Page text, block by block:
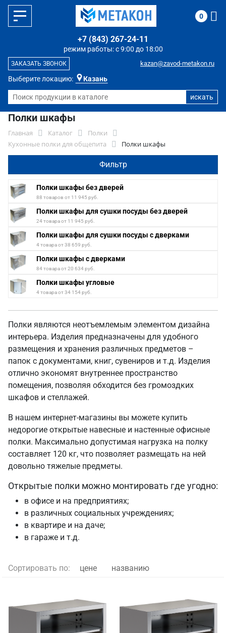
Выберите локацию: Казань
режим работы: с 9:00 до 18:00
+7 (843) 267-24-11
kazan@zavod-metakon.ru
ЗАКАЗАТЬ ЗВОНОК
0
Полки шкафы
Главная Каталог
Полки
Кухонные полки для общепита
Полки шкафы
Фильтр
Полки шкафы без дверей
88 товаров от 11 945 руб.
Полки шкафы для сушки посуды без дверей
24 товара от 11 945 руб.
Полки шкафы для сушки посуды с дверками
4 товара от 38 659 руб.
Полки шкафы с дверками
84 товара от 20 634 руб.
Полки шкафы угловые
4 товара от 34 154 руб.
Полки являются неотъемлемым элементом дизайна
интерьера. Изделия предназначены для удобного
размещения и хранения различных предметов –
папок с документами, книг, сувениров и т.д. Изделия
отлично экономят внутреннее пространство
помещения, позволяя обходится без громоздких
шкафов и стеллажей.
В нашем интернет-магазины вы можете купить
недорогие открытые навесные и настенные офисные
полки. Максимально допустимая нагрузка на полку
составляет 120 кг, что позволяет размещать на ней
довольно тяжелые предметы.
Открытые полки можно монтировать где угодно:
в офисе и на предприятиях;
в различных социальных учреждениях;
в квартире и на даче;
в гараже и т.д.
Сортировать по: цене названию